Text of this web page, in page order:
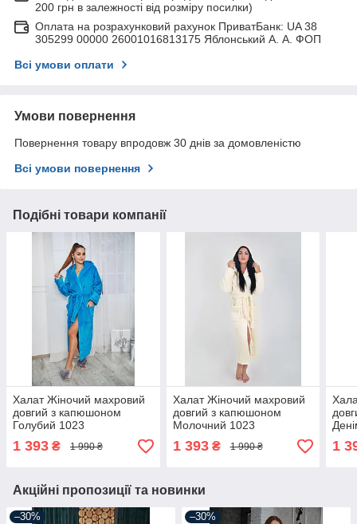
200 грн в залежності від розміру посилки)
Оплата на розрахунковий рахунок ПриватБанк: UA 38
305299 00000 26001016813175 Яблонський А. А. ФОП
Всі умови оплати
Умови повернення
Повернення товару впродовж 30 днів за домовленістю
Всі умови повернення
Подібні товари компанії
Халат Жіночий махровий
довгий з капюшоном
Голубий 1023
1 393 ₴ 1 990 ₴
Халат Жіночий махровий
довгий з капюшоном
Молочний 1023
1 393₴ 1 990 ₴ 1
Акційні пропозиції та новинки
–30% –30%